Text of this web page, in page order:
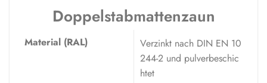
Doppelstabmattenzaun
Material (RAL)
Verzinkt nach DIN EN 10
244-2 und pulverbeschic
htet